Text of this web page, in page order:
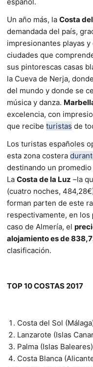
Un año más, la Costa
demandada del país,
impresionantes playas
ciudades que
sus pintorescas casas
la Cueva de Nerja,
del mundo y donde se
música y danza.
excelencia, con
que recibe turistas de
Los turistas españoles
esta zona costera
destinando un promedio
La Costa de la Luz –la
(cuatro noches,
forman parten de este
respectivamente, en los
caso de Almería, el
alojamiento es de
clasificación.
TOP 10 COSTAS 2017
Costa del Sol
Lanzarote (Islas
Palma (Islas Baleares)
Costa Blanca